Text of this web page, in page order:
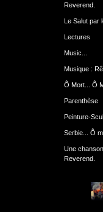
Reverend.
Le Salut par
Lectures
Music...
Musique :
Ô Mort... Ô
Parenthèse
Peinture-
Serbie... Ô
Une
Reverend.